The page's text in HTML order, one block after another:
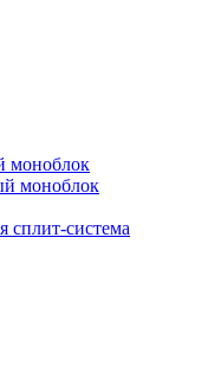
моноблок
моноблок
сплит-система